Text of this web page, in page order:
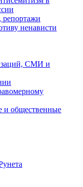
репортажи
ненависти
СМИ и
и общественные